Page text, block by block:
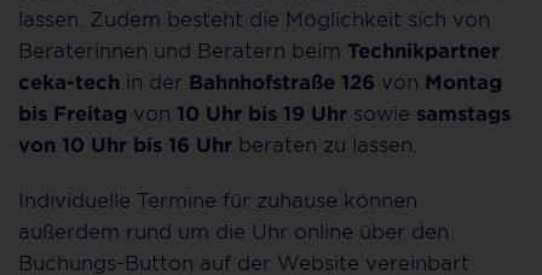
lassen. Zudem besteht die Möglichkeit sich von
Beraterinnen und Beratern beim Technikpartner
ceka-tech in der Bahnhofstraße 126 von Montag
bis Freitag von 10 Uhr bis 19 Uhr sowie samstags
von 10 Uhr bis 16 Uhr beraten zu lassen.
Individuelle Termine für zuhause können
außerdem rund um die Uhr online über den
Buchungs-Button auf der Website vereinbart